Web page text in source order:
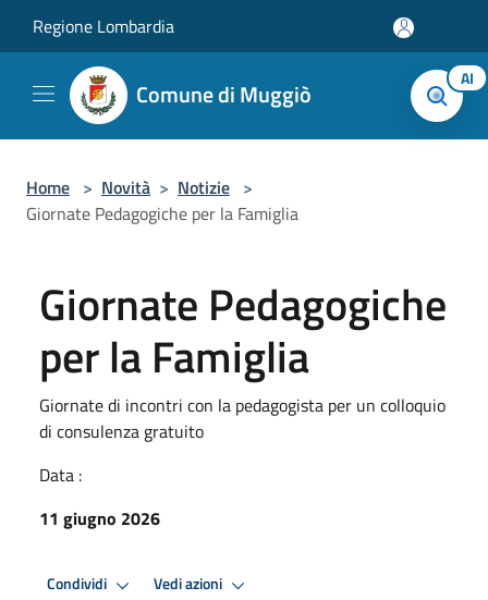
Regione Lombardia
Comune di Muggiò AI
Home > Novità > Notizie >
Giornate Pedagogiche per la Famiglia
Giornate Pedagogiche
per la Famiglia
Giornate di incontri con la pedagogista per un colloquio
di consulenza gratuito
Data :
11 giugno 2026
Condividi Vedi azioni